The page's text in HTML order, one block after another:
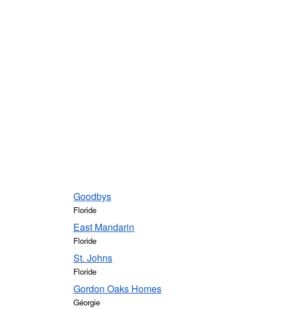
Goodbys
Floride
East Mandarin
Floride
St. Johns
Floride
Gordon Oaks Homes
Géorgie